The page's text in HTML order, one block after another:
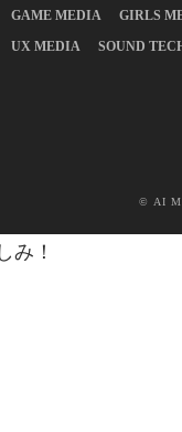
GAME MEDIA GIRLS
UX MEDIA
SOUND
© AI
み！